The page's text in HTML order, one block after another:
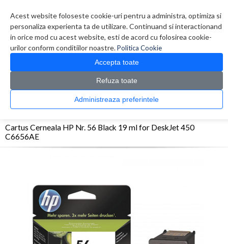
Acest website foloseste cookie-uri pentru a administra, optimiza si
personaliza experienta ta de utilizare. Continuand si interactionand
in orice mod cu acest website, esti de acord cu folosirea cookie-
urilor conform conditiilor noastre.Politica Cookie
Accepta toate
Refuza toate
Administreaza preferintele
0 produs(e)
CATALOG PRODUSE
Consumabile originale > Inkjet > Cartus Cerneala HP Nr. 56 Black 19
Cartus Cerneala HP Nr. 56 Black 19 ml for DeskJet 450
C6656AE